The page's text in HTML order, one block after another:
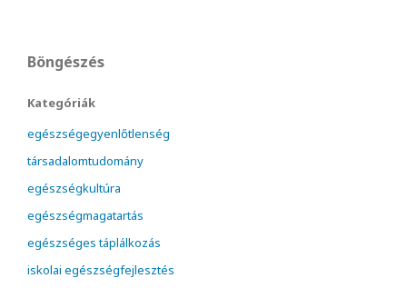
Böngészés
Kategóriák
egészségegyenlőtlenség
társadalomtudomány
egészségkultúra
egészségmagatartás
egészséges táplálkozás
iskolai egészségfejlesztés